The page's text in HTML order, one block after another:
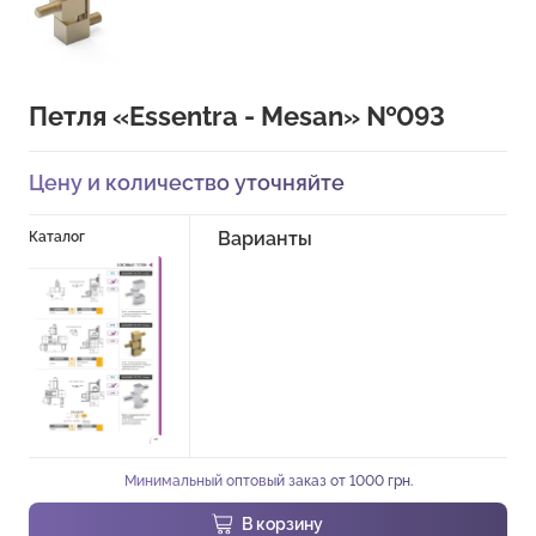
Петля «Essentra - Mesan» №093
Цену и количество уточняйте
Каталог Варианты
Минимальный оптовый заказ от 1000 грн.
В корзину